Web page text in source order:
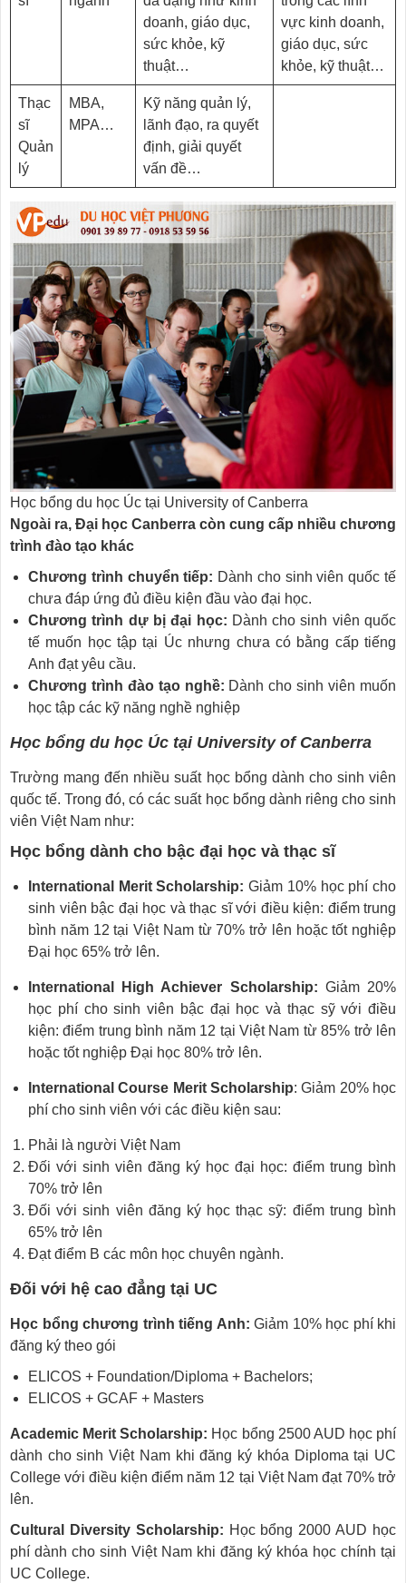
doanh, giáo dục,
sức khỏe, kỹ
thuật…
vực kinh doanh,
giáo dục, sức
khỏe, kỹ thuật…
Thạc
sĩ
Quản
lý
MBA,
MPA…
Kỹ năng quản lý,
lãnh đạo, ra quyết
định, giải quyết
vấn đề…
Học bổng du học Úc tại University of Canberra
Ngoài ra, Đại học Canberra còn cung cấp nhiều chương
trình đào tạo khác
Chương trình chuyển tiếp: Dành cho sinh viên quốc tế
chưa đáp ứng đủ điều kiện đầu vào đại học.
Chương trình dự bị đại học: Dành cho sinh viên quốc
tế muốn học tập tại Úc nhưng chưa có bằng cấp tiếng
Anh đạt yêu cầu.
Chương trình đào tạo nghề: Dành cho sinh viên muốn
học tập các kỹ năng nghề nghiệp
Học bổng du học Úc tại University of Canberra
Trường mang đến nhiều suất học bổng dành cho sinh viên
quốc tế. Trong đó, có các suất học bổng dành riêng cho sinh
viên Việt Nam như:
Học bổng dành cho bậc đại học và thạc sĩ
International Merit Scholarship: Giảm 10% học phí cho
sinh viên bậc đại học và thạc sĩ với điều kiện: điểm trung
bình năm 12 tại Việt Nam từ 70% trở lên hoặc tốt nghiệp
Đại học 65% trở lên.
International High Achiever Scholarship: Giảm 20%
học phí cho sinh viên bậc đại học và thạc sỹ với điều
kiện: điểm trung bình năm 12 tại Việt Nam từ 85% trở lên
hoặc tốt nghiệp Đại học 80% trở lên.
International Course Merit Scholarship: Giảm 20% học
phí cho sinh viên với các điều kiện sau:
Phải là người Việt Nam
Đối với sinh viên đăng ký học đại học: điểm trung bình
70% trở lên
Đối với sinh viên đăng ký học thạc sỹ: điểm trung bình
65% trở lên
Đạt điểm B các môn học chuyên ngành.
Đối với hệ cao đẳng tại UC
Học bổng chương trình tiếng Anh: Giảm 10% học phí khi
đăng ký theo gói
ELICOS + Foundation/Diploma + Bachelors;
ELICOS + GCAF + Masters
Academic Merit Scholarship: Học bổng 2500 AUD học phí
dành cho sinh Việt Nam khi đăng ký khóa Diploma tại UC
College với điều kiện điểm năm 12 tại Việt Nam đạt 70% trở
lên.
Cultural Diversity Scholarship: Học bổng 2000 AUD học
phí dành cho sinh Việt Nam khi đăng ký khóa học chính tại
UC College.